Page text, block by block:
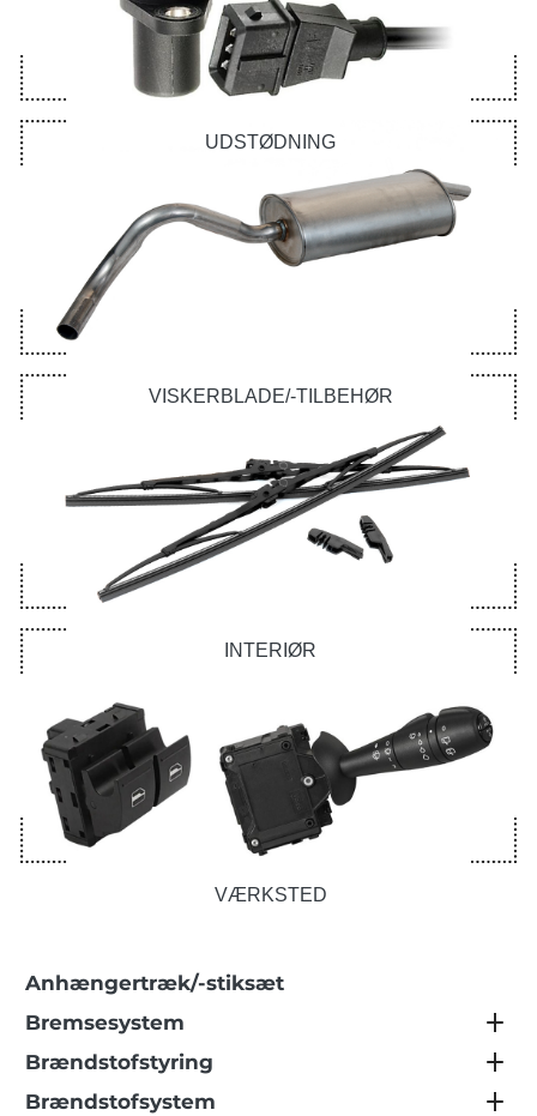
UDSTØDNING
VISKERBLADE/-TILBEHØR
INTERIØR
VÆRKSTED
Anhængertræk/-stiksæt
Bremsesystem
Brændstofstyring
Brændstofsystem